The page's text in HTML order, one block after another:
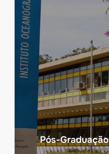
Pós-Graduação